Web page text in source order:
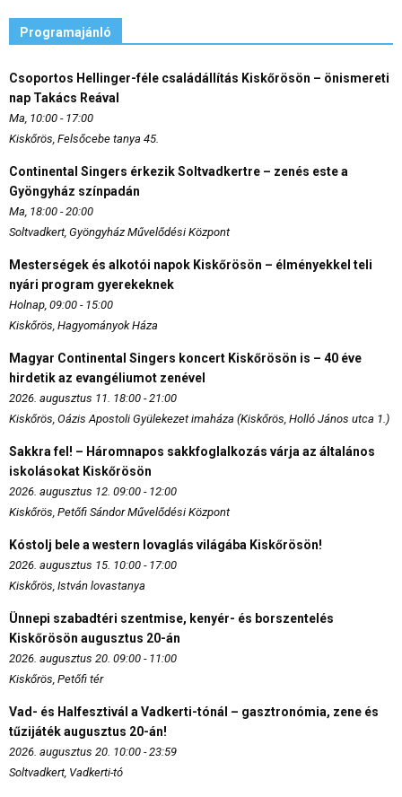
Programajánló
Csoportos Hellinger-féle családállítás Kiskőrösön – önismereti
nap Takács Reával
Ma, 10:00 - 17:00
Kiskőrös, Felsőcebe tanya 45.
Continental Singers érkezik Soltvadkertre – zenés este a
Gyöngyház színpadán
Ma, 18:00 - 20:00
Soltvadkert, Gyöngyház Művelődési Központ
Mesterségek és alkotói napok Kiskőrösön – élményekkel teli
nyári program gyerekeknek
Holnap, 09:00 - 15:00
Kiskőrös, Hagyományok Háza
Magyar Continental Singers koncert Kiskőrösön is – 40 éve
hirdetik az evangéliumot zenével
2026. augusztus 11. 18:00 - 21:00
Kiskőrös, Oázis Apostoli Gyülekezet imaháza (Kiskőrös, Holló János utca 1.)
Sakkra fel! – Háromnapos sakkfoglalkozás várja az általános
iskolásokat Kiskőrösön
2026. augusztus 12. 09:00 - 12:00
Kiskőrös, Petőfi Sándor Művelődési Központ
Kóstolj bele a western lovaglás világába Kiskőrösön!
2026. augusztus 15. 10:00 - 17:00
Kiskőrös, István lovastanya
Ünnepi szabadtéri szentmise, kenyér- és borszentelés
Kiskőrösön augusztus 20-án
2026. augusztus 20. 09:00 - 11:00
Kiskőrös, Petőfi tér
Vad- és Halfesztivál a Vadkerti-tónál – gasztronómia, zene és
tűzijáték augusztus 20-án!
2026. augusztus 20. 10:00 - 23:59
Soltvadkert, Vadkerti-tó